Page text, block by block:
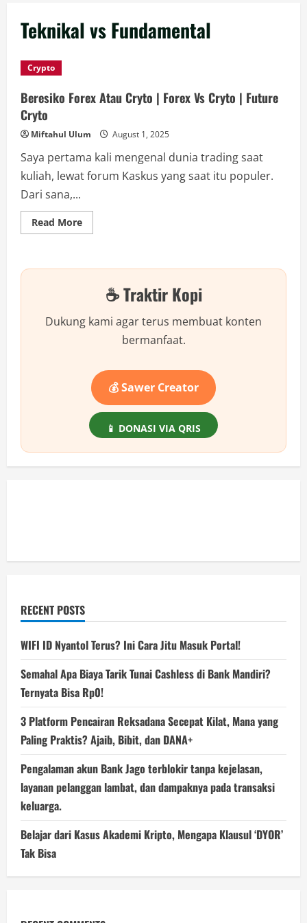
Teknikal vs Fundamental
Crypto
Beresiko Forex Atau Cryto | Forex Vs Cryto | Future
Cryto
Miftahul Ulum August 1, 2025
Saya pertama kali mengenal dunia trading saat
kuliah, lewat forum Kaskus yang saat itu populer.
Dari sana,...
Read MoreRead
more
Atau
Forex
Cryto
|
☕ Traktir Kopi
Dukung kami agar terus membuat konten
bermanfaat.
💰 Sawer Creator
📱 DONASI VIA QRIS
RECENT POSTS
WIFI ID Nyantol Terus? Ini Cara Jitu Masuk Portal!
Semahal Apa Biaya Tarik Tunai Cashless di Bank Mandiri?
Ternyata Bisa Rp0!
3 Platform Pencairan Reksadana Secepat Kilat, Mana yang
Paling Praktis? Ajaib, Bibit, dan DANA+
Pengalaman akun Bank Jago terblokir tanpa kejelasan,
layanan pelanggan lambat, dan dampaknya pada transaksi
keluarga.
Belajar dari Kasus Akademi Kripto, Mengapa Klausul ‘DYOR’
Tak Bisa